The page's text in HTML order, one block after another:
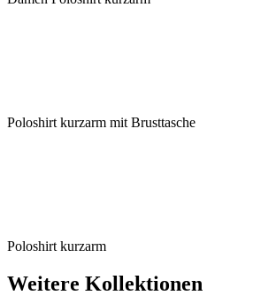
Poloshirt kurzarm mit Brusttasche
Poloshirt kurzarm
Weitere Kollektionen